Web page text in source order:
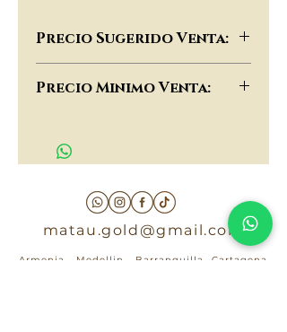
Precio Sugerido Venta:
Precio Minimo Venta:
matau.gold@gmail.com
Armenia - Medellin - Barranquilla -Cartagena